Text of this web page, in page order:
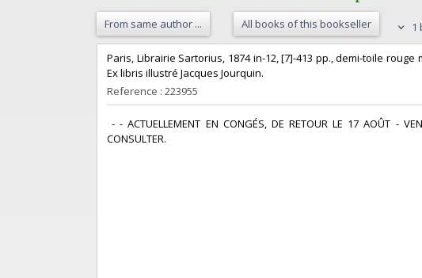
From same author ... All books of this bookseller 1
‎Paris, Librairie Sartorius, 1874 in-12, [7]-413 pp., demi-toile
Ex libris illustré Jacques Jourquin.‎
Reference : 223955
- - ACTUELLEMENT EN CONGÉS, DE RETOUR LE 17 AOÛT -
CONSULTER.‎